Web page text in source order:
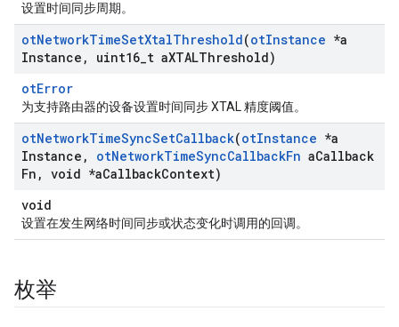
设置时间同步周期。
otNetworkTimeSetXtalThreshold(otInstance *a
Instance , uint16 t aXTALThreshold)
otError
为支持路由器的设备设置时间同步 XTAL 精度阈值。
otNetworkTimeSyncSetCallback(otInstance *a
Instance , otNetworkTimeSyncCallbackFn aCallback
Fn , void *aCallbackContext)
void
设置在发生网络时间同步或状态变化时调用的回调。
枚举